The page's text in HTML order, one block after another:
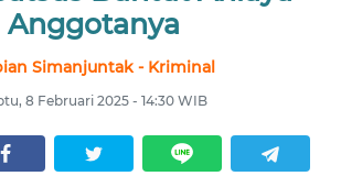
Anggotanya
Simanjuntak - Kriminal
8 Februari 2025 - 14:30 WIB